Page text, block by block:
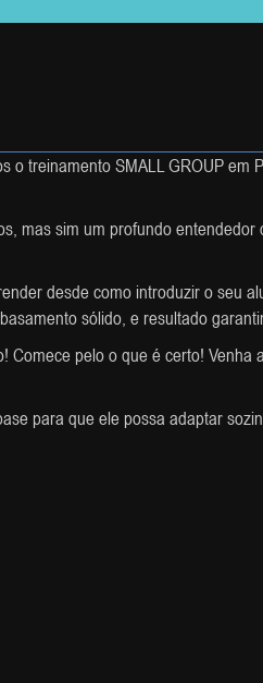
o treinamento SMALL GROUP em
mas sim um profundo entendedor
desde como introduzir o seu
sólido, e resultado
pelo o que é certo! Venha
para que ele possa adaptar